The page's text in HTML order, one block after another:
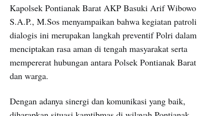
Kapolsek Pontianak Barat AKP Basuki Arif Wibowo
S.A.P., M.Sos menyampaikan bahwa kegiatan patroli
dialogis ini merupakan langkah preventif Polri dalam
menciptakan rasa aman di tengah masyarakat serta
mempererat hubungan antara Polsek Pontianak Barat
dan warga.
Dengan adanya sinergi dan komunikasi yang baik,